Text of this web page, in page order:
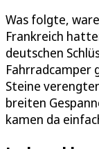
Was folgte,
Frankreich
deutschen
Fahrradcamper
Steine
breiten
kamen da